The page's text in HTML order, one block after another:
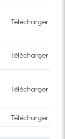
Télécharger
Télécharger
Télécharger
Télécharger